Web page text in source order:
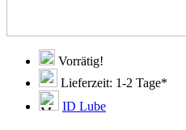
Vorrätig!
Lieferzeit: 1-2 Tage*
ID Lube